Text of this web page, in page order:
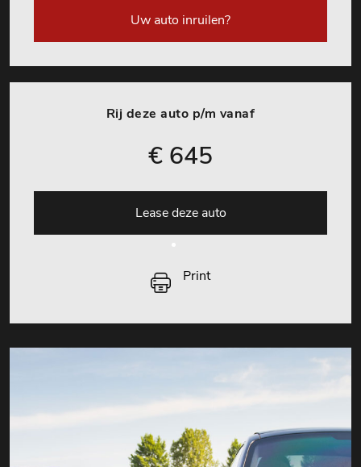
Uw auto inruilen?
Rij deze auto p/m vanaf
€ 645
Lease deze auto
Print